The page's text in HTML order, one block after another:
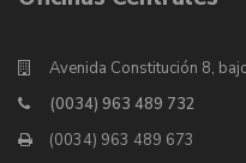
Avenida Constitución 8,
(0034) 963 489 732
(0034) 963 489 673